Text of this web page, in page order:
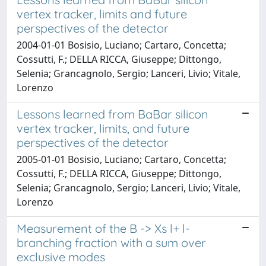
vertex tracker, limits and future
perspectives of the detector
2004-01-01 Bosisio, Luciano; Cartaro, Concetta;
Cossutti, F.; DELLA RICCA, Giuseppe; Dittongo,
Selenia; Grancagnolo, Sergio; Lanceri, Livio; Vitale,
Lorenzo
Lessons learned from BaBar silicon
vertex tracker, limits, and future
perspectives of the detector
2005-01-01 Bosisio, Luciano; Cartaro, Concetta;
Cossutti, F.; DELLA RICCA, Giuseppe; Dittongo,
Selenia; Grancagnolo, Sergio; Lanceri, Livio; Vitale,
Lorenzo
Measurement of the B -> Xs l+ l-
branching fraction with a sum over
exclusive modes